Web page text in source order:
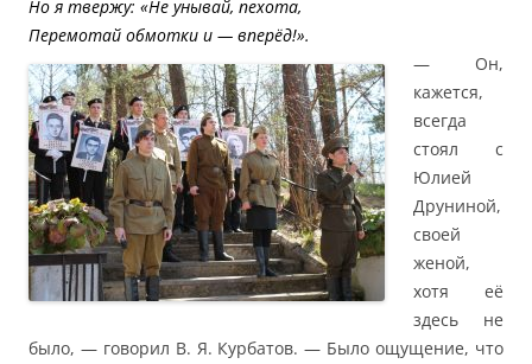
Но я твержу: «Не унывай, пехота,
Перемотай обмотки и — вперёд!».
— Он,
кажется,
всегда
стоял с
Юлией
Друниной,
своей
женой,
хотя её
здесь не
было, — говорил В. Я. Курбатов. — Было ощущение, что